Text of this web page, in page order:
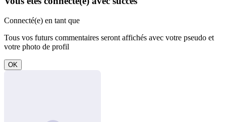
Connecté(e) en tant que
Tous vos futurs commentaires seront affichés avec votre pseudo et
votre photo de profil
OK